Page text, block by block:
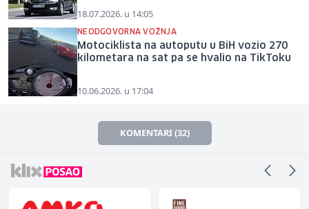
18.07.2026. u 14:05
NEODGOVORNA VOŽNJA
Motociklista na autoputu u BiH vozio 270
kilometara na sat pa se hvalio na TikToku
10.06.2026. u 17:04
KOMENTARI (32)